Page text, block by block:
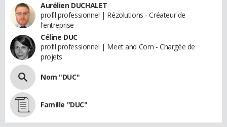
Aurélien DUCHALET
profil professionnel | Rézolutions - Créateur de
l'entreprise
Céline DUC
profil professionnel | Meet and Com - Chargée de
projets
Nom "DUC"
Famille "DUC"